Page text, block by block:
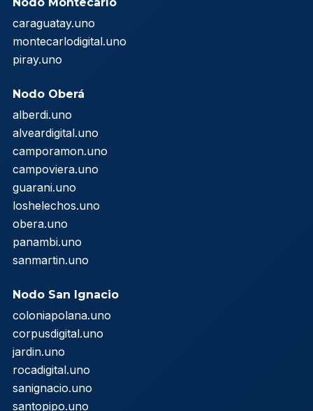
caraguatay.uno
montecarlodigital.uno
piray.uno
Nodo Oberá
alberdi.uno
alveardigital.uno
camporamon.uno
campoviera.uno
guarani.uno
loshelechos.uno
obera.uno
panambi.uno
sanmartin.uno
Nodo San Ignacio
coloniapolana.uno
corpusdigital.uno
jardin.uno
rocadigital.uno
sanignacio.uno
santopipo.uno